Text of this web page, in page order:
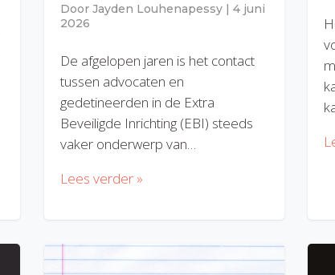
Door Jayden Louhenapessy | 4 juni
2026
De afgelopen jaren is het contact
tussen advocaten en
gedetineerden in de Extra
Beveiligde Inrichting (EBI) steeds
vaker onderwerp van…
Lees verder »